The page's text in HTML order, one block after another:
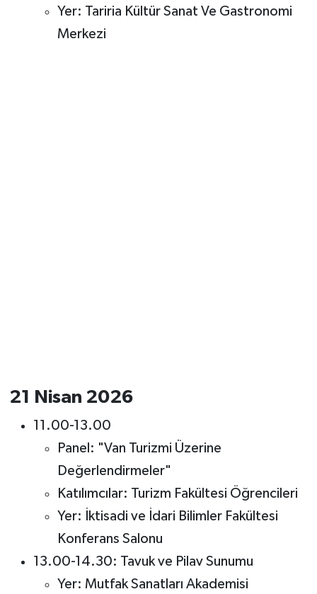
Yer: Tariria Kültür Sanat Ve Gastronomi
Merkezi
21 Nisan 2026
11.00-13.00
Panel: "Van Turizmi Üzerine
Değerlendirmeler"
Katılımcılar: Turizm Fakültesi Öğrencileri
Yer: İktisadi ve İdari Bilimler Fakültesi
Konferans Salonu
13.00-14.30: Tavuk ve Pilav Sunumu
Yer: Mutfak Sanatları Akademisi